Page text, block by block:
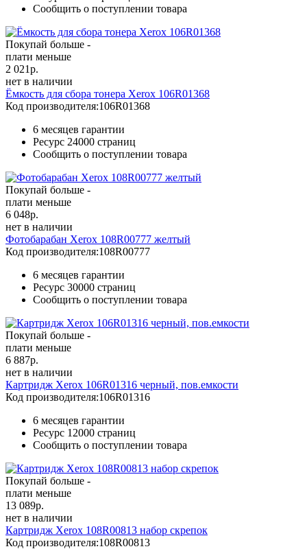
Сообщить о поступлении товара
Покупай больше -
плати меньше
2 021р.
нет в наличии
Ёмкость для сбора тонера Xerox 106R01368
Код производителя:106R01368
6 месяцев гарантии
Ресурс 24000 страниц
Сообщить о поступлении товара
Покупай больше -
плати меньше
6 048р.
нет в наличии
Фотобарабан Xerox 108R00777 желтый
Код производителя:108R00777
6 месяцев гарантии
Ресурс 30000 страниц
Сообщить о поступлении товара
Покупай больше -
плати меньше
6 887р.
нет в наличии
Картридж Xerox 106R01316 черный, пов.емкости
Код производителя:106R01316
6 месяцев гарантии
Ресурс 12000 страниц
Сообщить о поступлении товара
Покупай больше -
плати меньше
13 089р.
нет в наличии
Картридж Xerox 108R00813 набор скрепок
Код производителя:108R00813